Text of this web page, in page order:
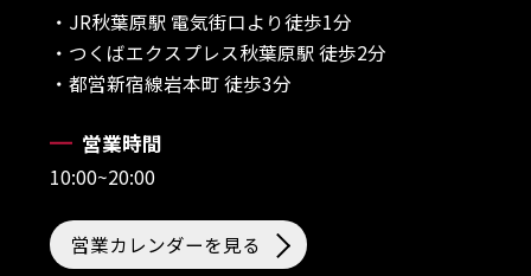
・JR秋葉原駅 電気街口より徒歩1分
・つくばエクスプレス秋葉原駅 徒歩2分
・都営新宿線岩本町 徒歩3分
営業時間
10:00~20:00
営業カレンダーを見る